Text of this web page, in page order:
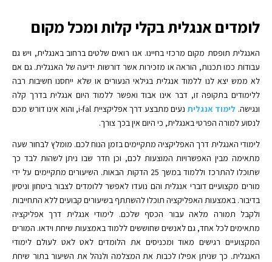
לומדים אנגלית בקלי קלות ומכל מקום
האנגלית תופסת מקום מרכזי בחיינו. אנו רואים שלטים ברחוב באנגלית, ויש גם
עבודות כמו תכנות, הוראה או מזכירות אשר דורשות ידיעה של האנגלית. גם אם
לא ממש יצא לנו ללמוד אנגלית בגילאי הנעורים או שלא ייחסנו חשיבות רבה
ללימודים בתקופה זו, דבר אינו אבוד ואפשר ללמוד היום אנגלית בדרך קלה
ונגישה. לימוד אנגלית
נעים מתבצע דרך אפליקציית i-fal, והוא אינו דורש מכם
לנסוע למורה הפרטי באנגלית, כי היום אין בכך צורך.
לימודי האנגלית דרך האפליקציה מתקיימים בזמן הנוח לכם. מומלץ לבחור שעה
מתאימה מבין האפשרויות המוצעות לכם, וכן חדר שבו ניתן לשהות לבד כך
שתוכלו להתרכז וללמוד במשך 25 הדקות הבאות. השיעורים מתקיימים על ידי
מורים מקצועיים דוברי אנגלית והם נועדו לאפשר ללומדים לצבור ביטחון וניסיון
בדיבור. באמצעות האפליקציה תוכלו להשתתף בשיעורים קבועים ללא התחייבות
ולקבל תמורה מלאה עבור הכסף שלכם. לימודי אנגלית דרך אפליקציה
מתאימים לכל אחד, גם לאנשים שחוששים ללמוד באמצעות שיחת וידאו. המורים
המקצועיים רגישים מאוד ומכניסים את הלומדים לאט לאט לעולם לימודי
האנגלית. כך שניתן אפילו לכבות את המצלמה ולנהל את השיעור בתור שיחת